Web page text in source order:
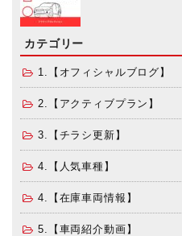
カテゴリー
1.【オフィシャルブログ】
2.【アクティブプラン】
3.【チラシ更新】
4.【人気車種】
4.【在庫車両情報】
5.【車両紹介動画】